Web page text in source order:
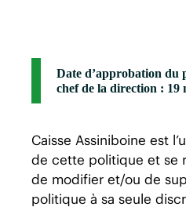
Date d’approbation du
chef de la direction : 19
Caisse Assiniboine est
de cette politique et se
de modifier et/ou de
politique à sa seule